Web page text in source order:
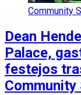
Community
Dean
Palace,
festejos
Community